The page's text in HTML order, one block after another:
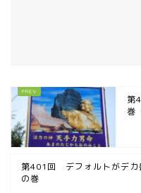
第
巻
第401回 デフォルトがデ
の巻